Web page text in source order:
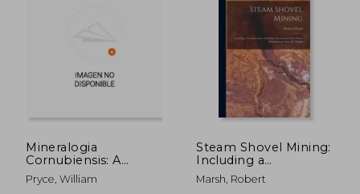
$ 53.79
Mineralogia
Cornubiensis: A
Treatise On Minerals,
Mines, and Mining:
Pryce, William
Steam Shovel Mining:
Including a
Consideration of
Electric Shovels and
Marsh, Robert